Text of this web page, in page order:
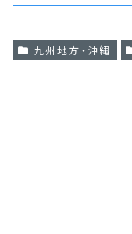
九州地方・沖縄